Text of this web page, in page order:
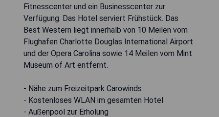
Fitnesscenter und ein Businesscenter zur
Verfügung. Das Hotel serviert Frühstück. Das
Best Western liegt innerhalb von 10 Meilen vom
Flughafen Charlotte Douglas International Airport
und der Opera Carolina sowie 14 Meilen vom Mint
Museum of Art entfernt.
- Nähe zum Freizeitpark Carowinds
- Kostenloses WLAN im gesamten Hotel
- Außenpool zur Erholung